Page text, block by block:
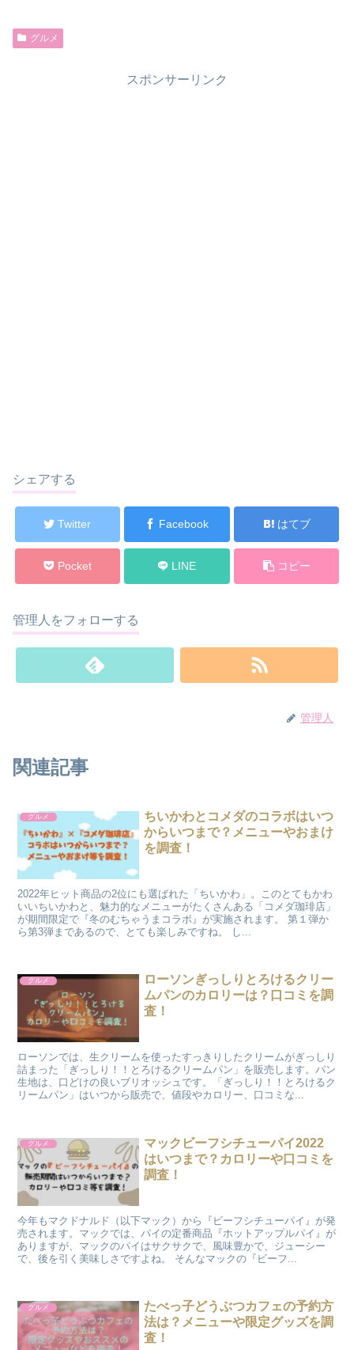
グルメ
スポンサーリンク
シェアする
Twitter Facebook はてブ
Pocket LINE コピー
管理人をフォローする
管理人
関連記事
グルメ
ちいかわとコメダのコラボはいつ
からいつまで？メニューやおまけ
を調査！
2022年ヒット商品の2位にも選ばれた「ちいかわ」。このとてもかわ
いいちいかわと、魅力的なメニューがたくさんある「コメダ珈琲店」
が期間限定で『冬のむちゃうまコラボ』が実施されます。 第１弾か
ら第3弾まであるので、とても楽しみですね。 し...
グルメ
ローソンぎっしりとろけるクリー
ムパンのカロリーは？口コミを調
査！
ローソンでは、生クリームを使ったすっきりしたクリームがぎっしり
詰まった「ぎっしり！！とろけるクリームパン」を販売します。パン
生地は、口どけの良いブリオッシュです。「ぎっしり！！とろけるク
リームパン」はいつから販売で、値段やカロリー、口コミな...
グルメ
マックビーフシチューパイ2022
はいつまで？カロリーや口コミを
調査！
今年もマクドナルド（以下マック）から『ビーフシチューパイ』が発
売されます。マックでは、パイの定番商品『ホットアップルパイ』が
ありますが、マックのパイはサクサクで、風味豊かで、ジューシー
で、後を引く美味しさですよね。 そんなマックの『ビーフ...
グルメ
たべっ子どうぶつカフェの予約方
法は？メニューや限定グッズを調
査！